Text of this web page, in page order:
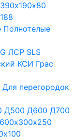
390х190х80
Полнотелые
ЛСР SLS
КСИ Грас
Для перегородок
Д500 Д600 Д700
600х300х250